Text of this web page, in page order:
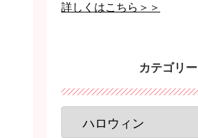
詳しくはこちら＞＞
カテゴリー